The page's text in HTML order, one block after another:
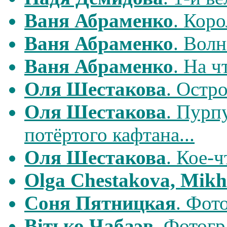
Ваня Абраменко.
Ваня Абраменко.
Ваня Абраменко. На
Оля Шестакова.
Оля Шестакова.
потёртого кафтана...
Оля Шестакова. Кое-
Olga Chestakova,
Соня Пятницкая.